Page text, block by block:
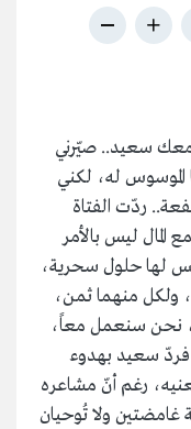
معك سعيد.. صيّرني
له، لكني
ردّت الفتاة
المال ليس بالأمر
لها حلول سحرية،
ولكل منهما ثمن،
نحن سنعمل معاً،
فردّ سعيد بهدوء
رغم أنّ مشاعره
غامضتين ولا تُوحيان